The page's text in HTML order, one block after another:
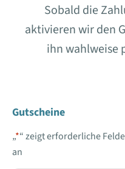
Sobald die
aktivieren wir den
ihn wahlweise
Gutscheine
„*“ zeigt erforderliche
an